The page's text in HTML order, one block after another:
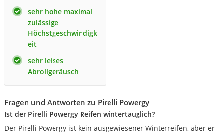
sehr hohe maximal
zulässige
Höchstgeschwindigk
eit
sehr leises
Abrollgeräusch
Fragen und Antworten zu Pirelli Powergy
Ist der Pirelli Powergy Reifen wintertauglich?
Der Pirelli Powergy ist kein ausgewiesener Winterreifen, aber er